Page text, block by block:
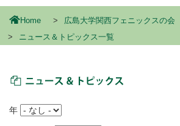
Home
広島大学関西フェニックスの会
ニュース＆トピックス一覧
年